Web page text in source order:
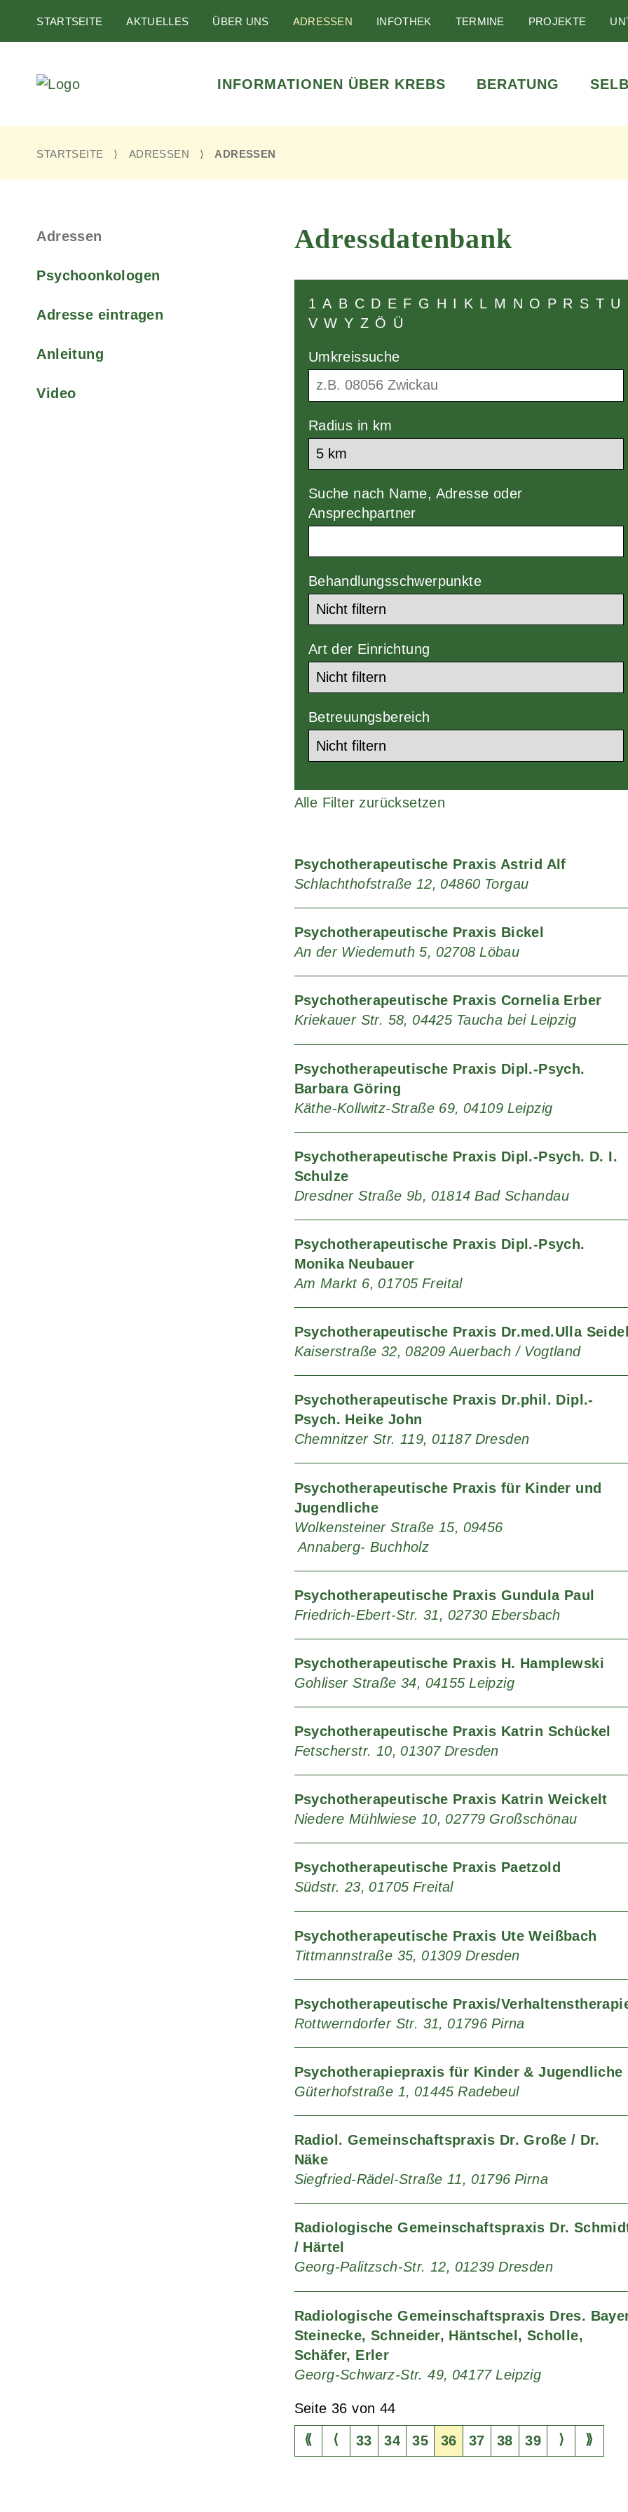
Navigation
überspringen
STARTSEITE AKTUELLES ÜBER UNS ADRESSEN INFOTHEK TERMINE PROJEKTE
Navigation
INFORMATIONEN ÜBER KREBS BERATUNG
STARTSEITE ADRESSEN ADRESSEN
überspringen
Adressen
Psychoonkologen
Adresse eintragen
Anleitung
Video
Adressdatenbank
1 A B C D E F G H I K L M N O P R S T U
V W Y Z Ö Ü
Umkreissuche
Radius in km
Suche nach Name, Adresse oder
Ansprechpartner
Behandlungsschwerpunkte
Art der Einrichtung
Betreuungsbereich
Alle Filter zurücksetzen
Psychotherapeutische Praxis Astrid Alf
Schlachthofstraße 12 04860 Torgau
Psychotherapeutische Praxis Bickel
An der Wiedemuth 5
02708 Löbau
Psychotherapeutische Praxis Cornelia Erber
Kriekauer Str. 58 04425 Taucha bei Leipzig
Psychotherapeutische Praxis Dipl.-Psych.
Barbara Göring
Käthe-Kollwitz-Straße 69 04109 Leipzig
Psychotherapeutische Praxis Dipl.-Psych. D. I.
Schulze
Dresdner Straße 9b
01814 Bad Schandau
Psychotherapeutische Praxis Dipl.-Psych.
Monika Neubauer
Am Markt 6 01705 Freital
Psychotherapeutische Praxis Dr.med.Ulla
Kaiserstraße 32 08209 Auerbach / Vogtland
Psychotherapeutische Praxis Dr.phil. Dipl.-
Psych. Heike John
Chemnitzer Str. 119 01187 Dresden
Psychotherapeutische Praxis für Kinder und
Jugendliche
Wolkensteiner Straße 15
09456
Annaberg- Buchholz
Psychotherapeutische Praxis Gundula Paul
Friedrich-Ebert-Str. 31
02730 Ebersbach
Psychotherapeutische Praxis H. Hamplewski
Gohliser Straße 34
04155 Leipzig
Psychotherapeutische Praxis Katrin Schückel
Fetscherstr. 10 01307 Dresden
Psychotherapeutische Praxis Katrin Weickelt
Niedere Mühlwiese 10 02779 Großschönau
Psychotherapeutische Praxis Paetzold
Südstr. 23 01705 Freital
Psychotherapeutische Praxis Ute Weißbach
Tittmannstraße 35 01309 Dresden
Psychotherapeutische Praxis/
Rottwerndorfer Str. 31
01796 Pirna
Psychotherapiepraxis für Kinder & Jugendliche
Güterhofstraße 1
01445 Radebeul
Radiol. Gemeinschaftspraxis Dr. Große / Dr.
Näke
Siegfried-Rädel-Straße 11
01796 Pirna
Radiologische Gemeinschaftspraxis Dr.
/ Härtel
Georg-Palitzsch-Str. 12
01239 Dresden
Radiologische Gemeinschaftspraxis Dres.
Steinecke, Schneider, Häntschel, Scholle,
Schäfer, Erler
Georg-Schwarz-Str. 49 04177 Leipzig
Seite 36 von 44
⟪ ⟨ 33 34 35 36 37 38 39 ⟩ ⟫